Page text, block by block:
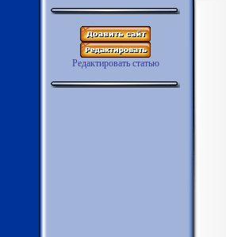
Редактировать статью